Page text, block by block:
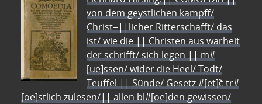
von dem geystlichen kampff/
Christ=||licher Ritterschafft/ das
ist/ wie die || Christen aus warheit
der schrifft/ sich legen || m#
[ue]ssen/ wider die Heel/ Todt/
Teuffel || Sünde/ Gesetz #[et]c̃ tr#
[oe]stlich zulesen/|| allen bl#[oe]den gewissen/